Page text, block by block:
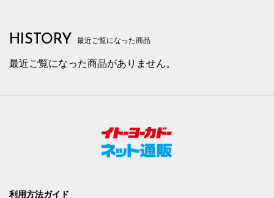
HISTORY 最近ご覧になった商品
最近ご覧になった商品がありません。
利用方法ガイド